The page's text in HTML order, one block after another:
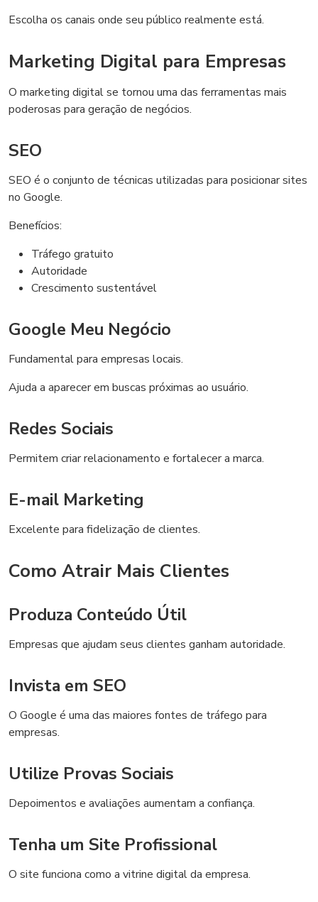
Escolha os canais onde seu público realmente está.
Marketing Digital para Empresas
O marketing digital se tornou uma das ferramentas mais
poderosas para geração de negócios.
SEO
SEO é o conjunto de técnicas utilizadas para posicionar sites
no Google.
Benefícios:
Tráfego gratuito
Autoridade
Crescimento sustentável
Google Meu Negócio
Fundamental para empresas locais.
Ajuda a aparecer em buscas próximas ao usuário.
Redes Sociais
Permitem criar relacionamento e fortalecer a marca.
E-mail Marketing
Excelente para fidelização de clientes.
Como Atrair Mais Clientes
Produza Conteúdo Útil
Empresas que ajudam seus clientes ganham autoridade.
Invista em SEO
O Google é uma das maiores fontes de tráfego para
empresas.
Utilize Provas Sociais
Depoimentos e avaliações aumentam a confiança.
Tenha um Site Profissional
O site funciona como a vitrine digital da empresa.